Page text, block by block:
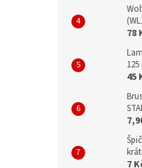
78
45
7